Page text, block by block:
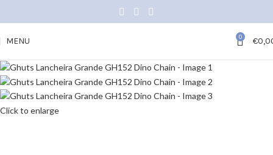
MENU 0 €
Click to enlarge